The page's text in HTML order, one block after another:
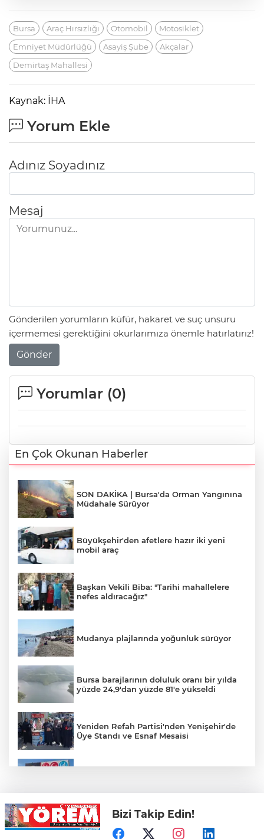
Bursa Araç Hırsızlığı Otomobil
Motosiklet
Emniyet Müdürlüğü
Asayiş Şube
Akçalar
Demirtaş Mahallesi
Kaynak: İHA
Yorum Ekle
Adınız Soyadınız
Mesaj
Gönderilen yorumların küfür, hakaret ve suç unsuru
içermemesi gerektiğini okurlarımıza önemle hatırlatırız!
Gönder
Yorumlar (0)
En Çok Okunan Haberler
SON DAKİKA | Bursa'da Orman Yangınına
Müdahale Sürüyor
Büyükşehir'den afetlere hazır iki yeni
mobil araç
Başkan Vekili Biba: "Tarihi mahallelere
nefes aldıracağız"
Mudanya plajlarında yoğunluk sürüyor
Bursa barajlarının doluluk oranı bir yılda
yüzde 24,9'dan yüzde 81'e yükseldi
Yeniden Refah Partisi'nden Yenişehir'de
Üye Standı ve Esnaf Mesaisi
Açıkhava’da ‘cimri’ye alkış yağmuru
Bizi Takip Edin!